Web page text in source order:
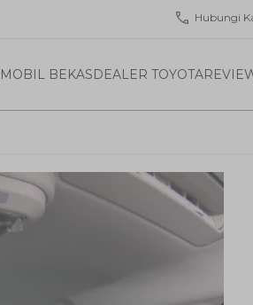
Hubungi
MOBIL BEKASDEALER TOYOTA